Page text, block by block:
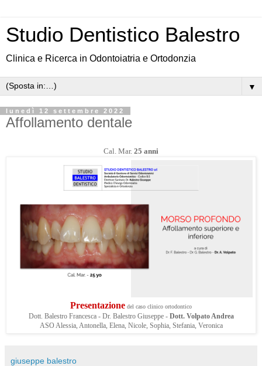
Studio Dentistico Balestro
Clinica e Ricerca in Odontoiatria e Ortodonzia
▼
lunedì 12 settembre 2022
Affollamento dentale
Cal. Mar. 25 anni
Presentazione del caso clinico ortodontico
Dott. Balestro Francesca - Dr. Balestro Giuseppe - Dott. Volpato Andrea
ASO Alessia, Antonella, Elena, Nicole, Sophia, Stefania, Veronica
giuseppe balestro